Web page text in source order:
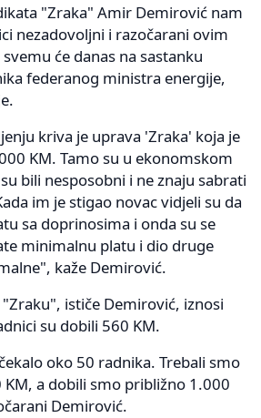
"Zraka" Amir Demirović nam
nezadovoljni i razočarani ovim
će danas na sastanku
federanog ministra energije,
kriva je uprava 'Zraka' koja je
KM. Tamo su u ekonomskom
bili nesposobni i ne znaju sabrati
im je stigao novac vidjeli su da
sa doprinosima i onda su se
minimalnu platu i dio druge
kaže Demirović.
"Zraku", ističe Demirović, iznosi
su dobili 560 KM.
oko 50 radnika. Trebali smo
a dobili smo približno 1.000
Demirović.